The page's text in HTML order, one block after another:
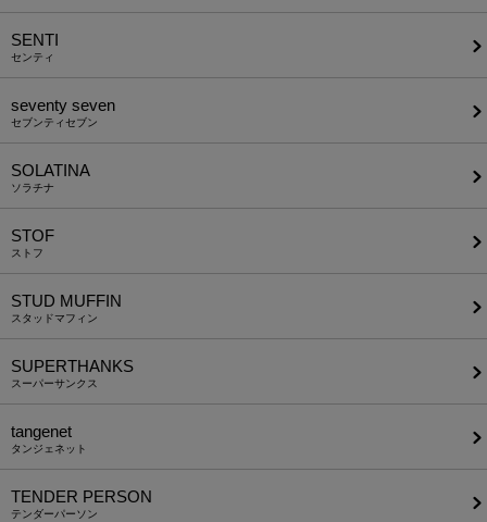
SENTI
センティ
seventy seven
セブンティセブン
SOLATINA
ソラチナ
STOF
ストフ
STUD MUFFIN
スタッドマフィン
SUPERTHANKS
スーパーサンクス
tangenet
タンジェネット
TENDER PERSON
テンダーパーソン